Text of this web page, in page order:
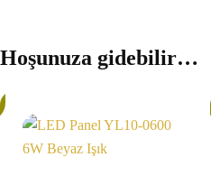
Hoşunuza gidebilir…